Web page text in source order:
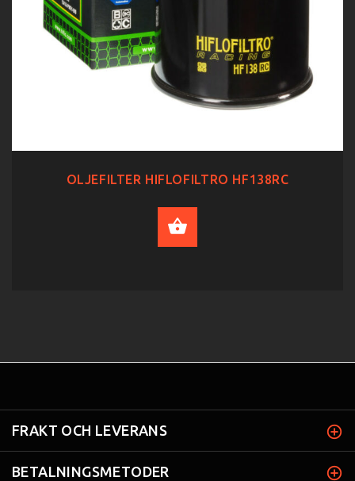
OLJEFILTER HIFLOFILTRO HF138RC
FRAKT OCH LEVERANS
BETALNINGSMETODER